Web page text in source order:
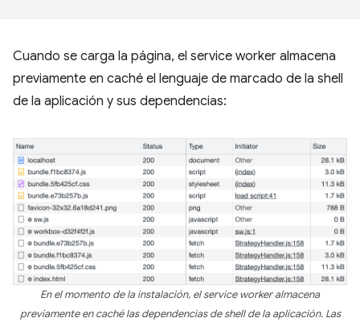
Cuando se carga la página, el service worker almacena
previamente en caché el lenguaje de marcado de la shell
de la aplicación y sus dependencias:
En el momento de la instalación, el service worker almacena
previamente en caché las dependencias de shell de la aplicación. Las